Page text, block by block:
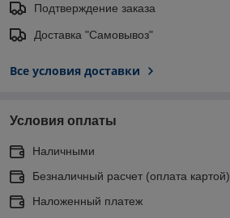
Подтверждение заказа
Доставка "Самовывоз"
Все условия доставки
Условия оплаты
Наличными
Безналичный расчет (оплата картой)
Наложенный платеж